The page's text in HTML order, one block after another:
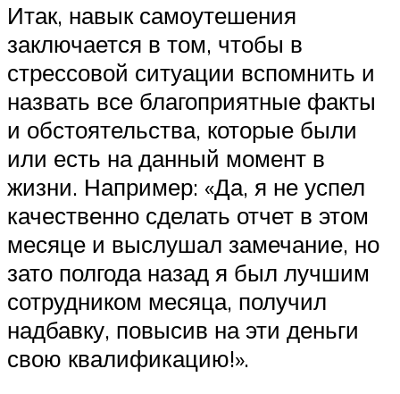
Итак, навык самоутешения
заключается в том, чтобы в
стрессовой ситуации вспомнить и
назвать все благоприятные факты
и обстоятельства, которые были
или есть на данный момент в
жизни. Например: «Да, я не успел
качественно сделать отчет в этом
месяце и выслушал замечание, но
зато полгода назад я был лучшим
сотрудником месяца, получил
надбавку, повысив на эти деньги
свою квалификацию!».